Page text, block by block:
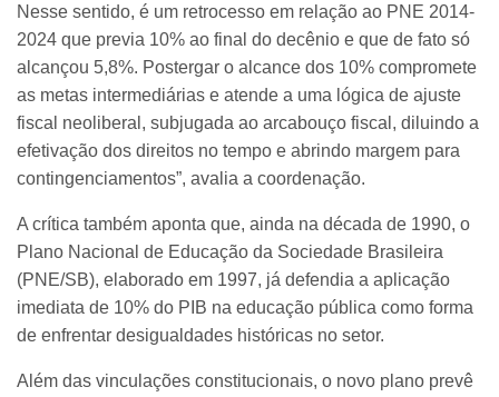
Nesse sentido, é um retrocesso em relação ao PNE 2014-
2024 que previa 10% ao final do decênio e que de fato só
alcançou 5,8%. Postergar o alcance dos 10% compromete
as metas intermediárias e atende a uma lógica de ajuste
fiscal neoliberal, subjugada ao arcabouço fiscal, diluindo a
efetivação dos direitos no tempo e abrindo margem para
contingenciamentos”, avalia a coordenação.
A crítica também aponta que, ainda na década de 1990, o
Plano Nacional de Educação da Sociedade Brasileira
(PNE/SB), elaborado em 1997, já defendia a aplicação
imediata de 10% do PIB na educação pública como forma
de enfrentar desigualdades históricas no setor.
Além das vinculações constitucionais, o novo plano prevê